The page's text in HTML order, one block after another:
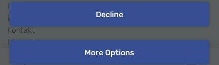
Datenschutz
Barrierefreiheit
Kontakt
Intranet
Decline
More Options